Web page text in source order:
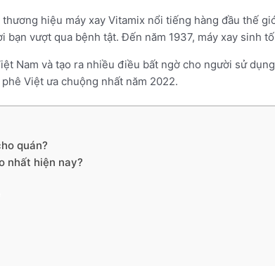
hiệu máy xay Vitamix nổi tiếng hàng đầu thế
vượt qua bệnh tật. Đến năm 1937, máy xay sinh
Nam và tạo ra nhiều điều bất ngờ cho người sử
Việt ưa chuộng nhất năm 2022.
quán?
nhất hiện nay?